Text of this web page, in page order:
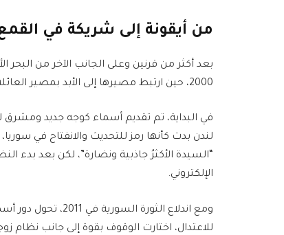
من أيقونة إلى شريكة في
بعد أكثر من قرنين وعلى الجانب الآخر من
2000، حين ارتبط مصيرها إلى الأبد بمصير العائلة الحاكمة في سوريا منذ نحو 30 عاما، زوجة لبشار الأسد.
في البداية، تم تقديم أسماء كوجه جديد
“السيدة الأكثرُ جاذبية ونضارة”، لكن بعد
الإلكتروني.
ومع اندلاع الثورة
للاعتدال، اختارت الوقوف بقوة إلى جانب نظام